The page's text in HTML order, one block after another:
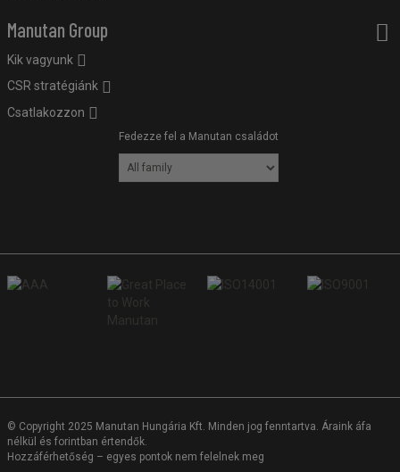
Manutan Group
Kik vagyunk
CSR stratégiánk
Csatlakozzon
Fedezze fel a Manutan családot
© Copyright 2025 Manutan Hungária Kft. Minden jog fenntartva. Áraink áfa
nélkül és forintban értendők.
Hozzáférhetőség – egyes pontok nem felelnek meg